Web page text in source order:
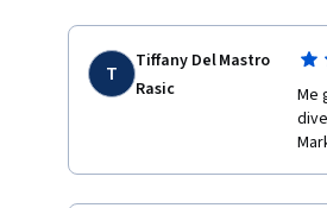
T
Tiffany Del Mastro
Rasic
Me